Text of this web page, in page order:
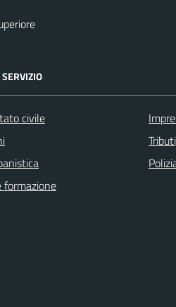
civile
formazione